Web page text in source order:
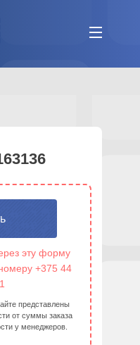
эту форму
+375 44
представлены
от суммы заказа
у менеджеров.